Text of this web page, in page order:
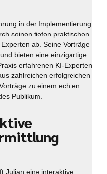
in der Implementierung
seinen tiefen praktischen
ab. Seine Vorträge
bieten eine einzigartige
erfahrenen KI-Experten
zahlreichen erfolgreichen
zu einem echten
Publikum.
Julian eine interaktive
und Erfahrungen zu
GUT